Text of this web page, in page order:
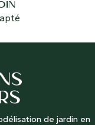
de jardin en